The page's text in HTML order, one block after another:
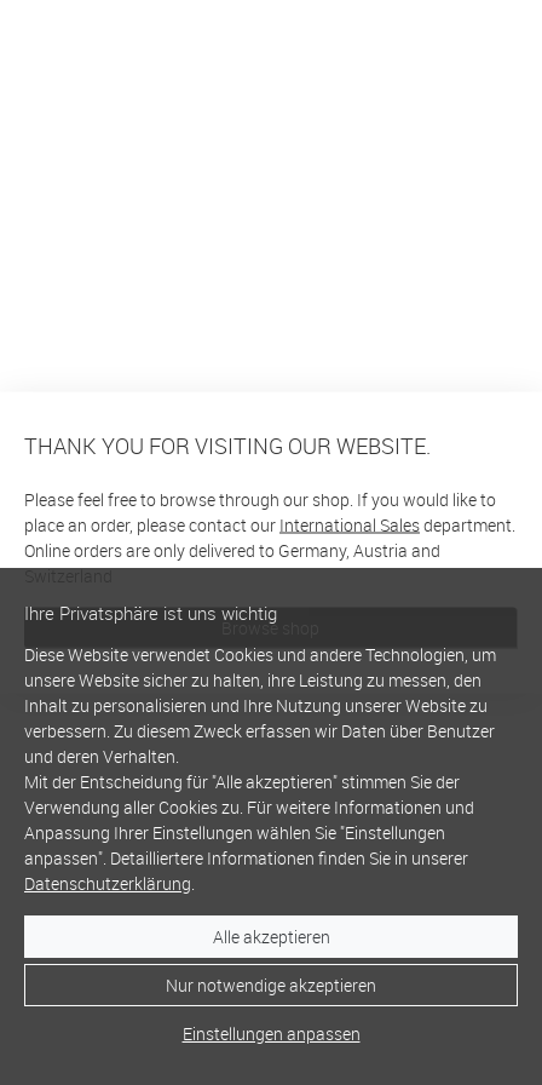
THANK YOU FOR VISITING OUR WEBSITE.
Please feel free to browse through our shop. If you would like to
place an order, please contact our International Salesdepartment.
Online orders are only delivered to Germany, Austria and
Switzerland
Browse shop
Ihre Privatsphäre ist uns wichtig
Diese Website verwendet Cookies und andere Technologien, um
unsere Website sicher zu halten, ihre Leistung zu messen, den
Inhalt zu personalisieren und Ihre Nutzung unserer Website zu
verbessern. Zu diesem Zweck erfassen wir Daten über Benutzer
und deren Verhalten.
Mit der Entscheidung für "Alle akzeptieren" stimmen Sie der
Verwendung aller Cookies zu. Für weitere Informationen und
Anpassung Ihrer Einstellungen wählen Sie "Einstellungen
anpassen". Detailliertere Informationen finden Sie in unserer
Datenschutzerklärung.
Alle akzeptieren
Nur notwendige akzeptieren
Einstellungen anpassen